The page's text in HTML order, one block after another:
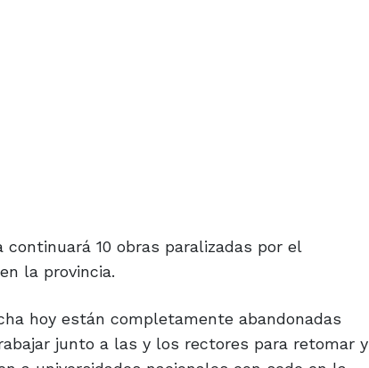
10 obras paralizadas por el
la provincia.
hoy están completamente abandonadas
junto a las y los rectores para retomar y